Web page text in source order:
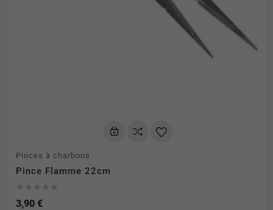
Pinces à charbons
Pince Flamme 22cm
3,90 €